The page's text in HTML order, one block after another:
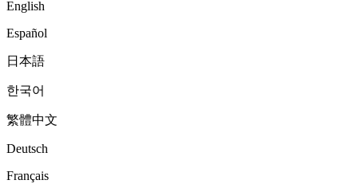
English
Español
日本語
한국어
繁體中文
Deutsch
Français